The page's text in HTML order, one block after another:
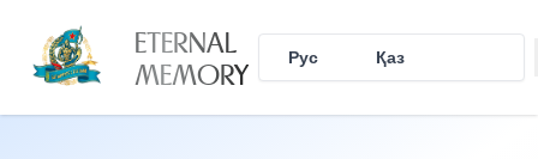
ETERNAL
MEMORY Рус Қаз